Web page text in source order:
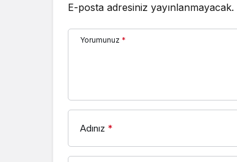
E-posta adresiniz yayınlanmayacak.
Yorumunuz *
Adınız *